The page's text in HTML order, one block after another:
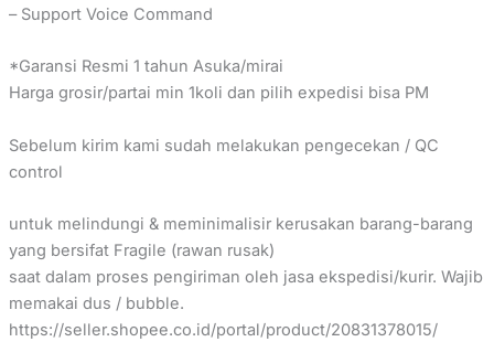
– Support Voice Command
*Garansi Resmi 1 tahun Asuka/mirai
Harga grosir/partai min 1koli dan pilih expedisi bisa PM
Sebelum kirim kami sudah melakukan pengecekan / QC
control
untuk melindungi & meminimalisir kerusakan barang-barang
yang bersifat Fragile (rawan rusak)
saat dalam proses pengiriman oleh jasa ekspedisi/kurir. Wajib
memakai dus / bubble.
https://seller.shopee.co.id/portal/product/20831378015/